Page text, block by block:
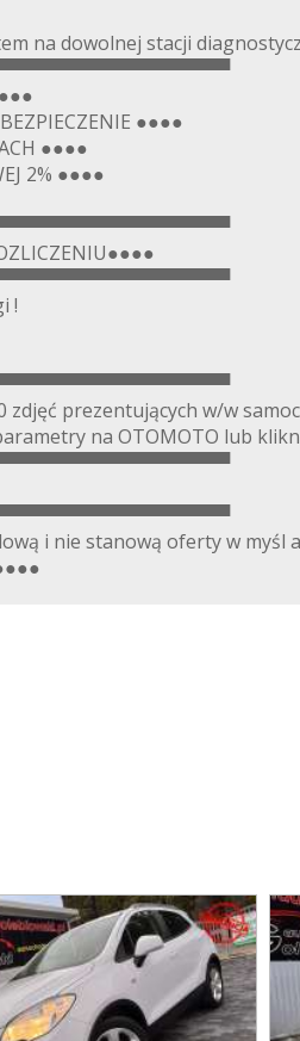
na dowolnej stacji
●●●●
●●●●
2% ●●●●
!
zdjęć prezentujących w/w
na OTOMOTO lub
i nie stanową oferty w myśl